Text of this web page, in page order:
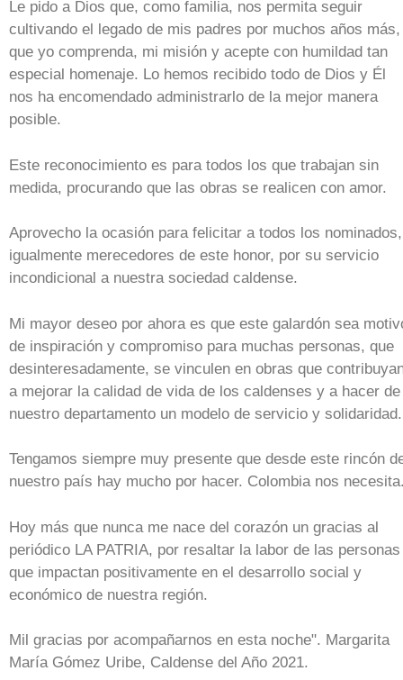
Le pido a Dios que, como familia, nos permita seguir
cultivando el legado de mis padres por muchos años más,
que yo comprenda, mi misión y acepte con humildad tan
especial homenaje. Lo hemos recibido todo de Dios y Él
nos ha encomendado administrarlo de la mejor manera
posible.
Este reconocimiento es para todos los que trabajan sin
medida, procurando que las obras se realicen con amor.
Aprovecho la ocasión para felicitar a todos los nominados,
igualmente merecedores de este honor, por su servicio
incondicional a nuestra sociedad caldense.
Mi mayor deseo por ahora es que este galardón sea
de inspiración y compromiso para muchas personas, que
desinteresadamente, se vinculen en obras que
a mejorar la calidad de vida de los caldenses y a hacer de
nuestro departamento un modelo de servicio y solidaridad.
Tengamos siempre muy presente que desde este rincón
nuestro país hay mucho por hacer. Colombia nos
Hoy más que nunca me nace del corazón un gracias al
periódico LA PATRIA, por resaltar la labor de las personas
que impactan positivamente en el desarrollo social y
económico de nuestra región.
Mil gracias por acompañarnos en esta noche". Margarita
María Gómez Uribe, Caldense del Año 2021.